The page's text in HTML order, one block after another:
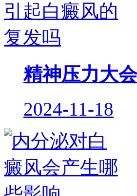
精神压力大
2024-11-18